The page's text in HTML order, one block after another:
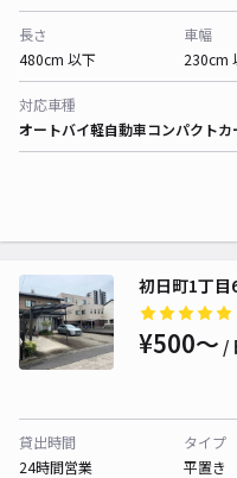
長さ
480cm 以下
車幅
230cm
対応車種
オートバイ軽自動車コンパクトカ
初日町1丁
¥500〜 /
貸出時間
24時間営業
タイプ
平置き